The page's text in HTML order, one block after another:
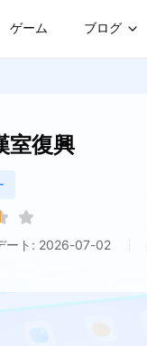
ゲーム ブログ
室復興
ート: 2026-07-02